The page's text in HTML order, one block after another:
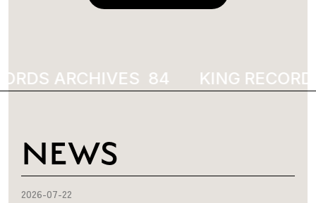
ARCHIVES 1978 KING
NEWS
2026-07-22